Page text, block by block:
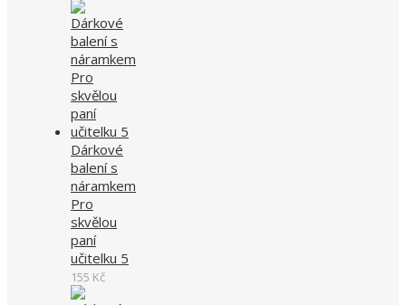
Dárkové
balení s
náramkem
Pro
skvělou
paní
učitelku 5
155 Kč